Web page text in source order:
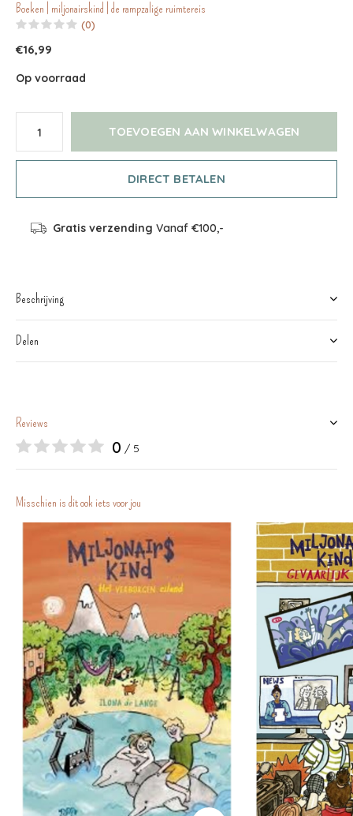
Boeken | miljonairskind | de rampzalige ruimtereis
(0)
€16,99
Op voorraad
TOEVOEGEN AAN WINKELWAGEN
DIRECT BETALEN
Gratis verzending Vanaf €100,-
Beschrijving
Delen
Reviews
0 / 5
Misschien is dit ook iets voor jou